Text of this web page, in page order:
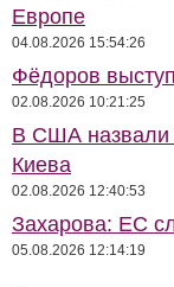
Европе
04.08.2026 15:54:26
Фёдоров
02.08.2026 10:21:25
В США назвали
Киева
02.08.2026 12:40:53
Захарова: ЕС
05.08.2026 12:14:19